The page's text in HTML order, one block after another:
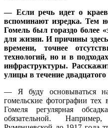
— Если речь идет о
вспоминают изредка. Тем
Гомель был гораздо более
для жизни. И причины
времени, точнее
технологий, но и в
инфраструктуры.
улицы в течение двадцатого
— Я буду основываться
гомельские фотографии
Гомеля регулярная
обязательной.